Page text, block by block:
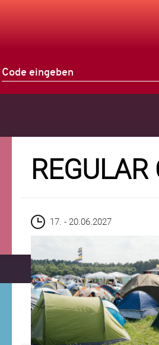
17. - 20.06.2027
GREEN